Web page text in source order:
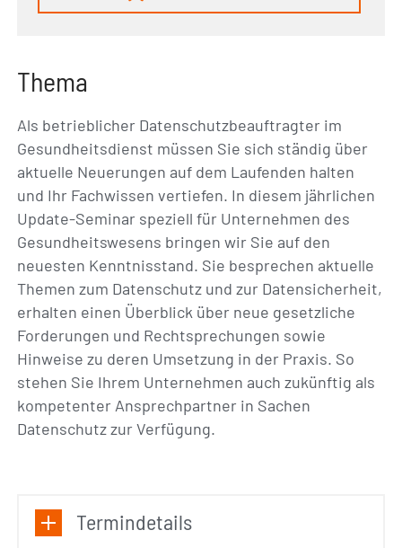
Thema
Als betrieblicher Datenschutzbeauftragter im
Gesundheitsdienst müssen Sie sich ständig über
aktuelle Neuerungen auf dem Laufenden halten
und Ihr Fachwissen vertiefen. In diesem jährlichen
Update-Seminar speziell für Unternehmen des
Gesundheitswesens bringen wir Sie auf den
neuesten Kenntnisstand. Sie besprechen aktuelle
Themen zum Datenschutz und zur Datensicherheit,
erhalten einen Überblick über neue gesetzliche
Forderungen und Rechtsprechungen sowie
Hinweise zu deren Umsetzung in der Praxis. So
stehen Sie Ihrem Unternehmen auch zukünftig als
kompetenter Ansprechpartner in Sachen
Datenschutz zur Verfügung.
Termindetails